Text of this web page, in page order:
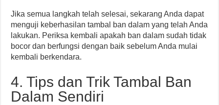
Jika semua langkah telah selesai, sekarang Anda dapat
menguji keberhasilan tambal ban dalam yang telah Anda
lakukan. Periksa kembali apakah ban dalam sudah tidak
bocor dan berfungsi dengan baik sebelum Anda mulai
kembali berkendara.
4. Tips dan Trik Tambal Ban
Dalam Sendiri